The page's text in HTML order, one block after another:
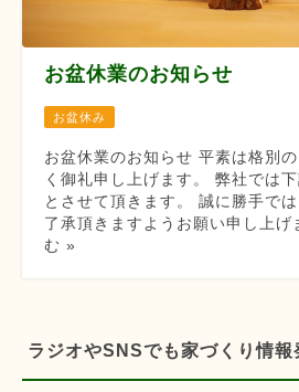
お盆休業のお知らせ
お盆休み
お盆休業のお知らせ 平素は格別
く御礼申し上げます。 弊社では
とさせて頂きます。 誠に勝手で
了承頂きますようお願い申し上
む »
ラジオやSNSでも家づくり情報